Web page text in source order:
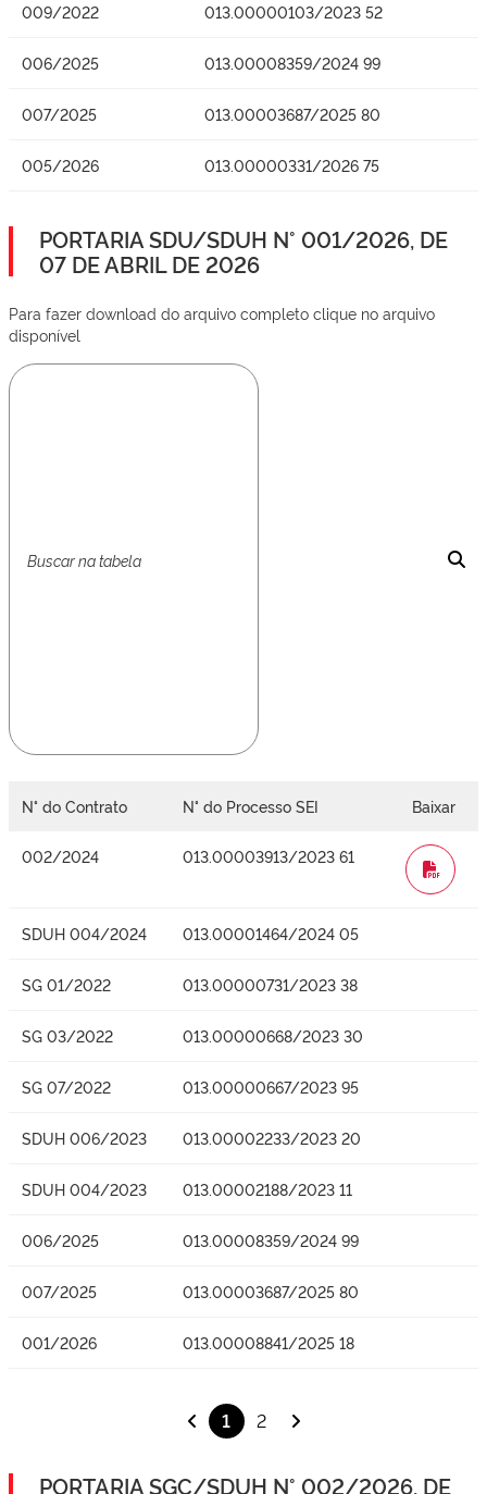
009/2022 013.00000103/2023 52
006/2025 013.00008359/2024 99
007/2025 013.00003687/2025 80
005/2026 013.00000331/2026 75
PORTARIA SDU/SDUH N° 001/2026, DE
07 DE ABRIL DE 2026
Para fazer download do arquivo completo clique no arquivo
disponível
N° do Contrato N° do Processo SEI Baixar
002/2024 013.00003913/2023 61
WORD
SDUH 004/2024 013.00001464/2024 05
SG 01/2022 013.00000731/2023 38
SG 03/2022 013.00000668/2023 30
SG 07/2022 013.00000667/2023 95
SDUH 006/2023 013.00002233/2023 20
SDUH 004/2023 013.00002188/2023 11
006/2025 013.00008359/2024 99
007/2025 013.00003687/2025 80
001/2026 013.00008841/2025 18
1 2
PORTARIA SGC/SDUH N° 002/2026, DE